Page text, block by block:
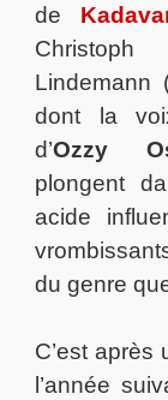
de
Lindemann
dont la
d’Ozzy
plongent
acide
du genre
C’est après
l’année